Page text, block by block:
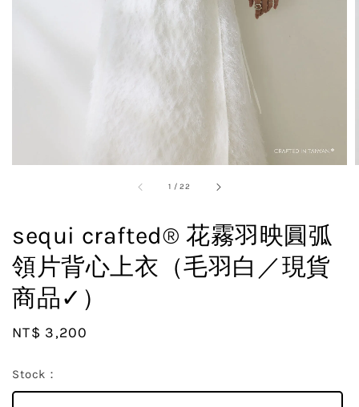
1 /22
sequi crafted® 花霧羽映圓弧
領片背心上衣（毛羽白／現貨
商品✓）
Regular
NT$ 3,200
Stock：